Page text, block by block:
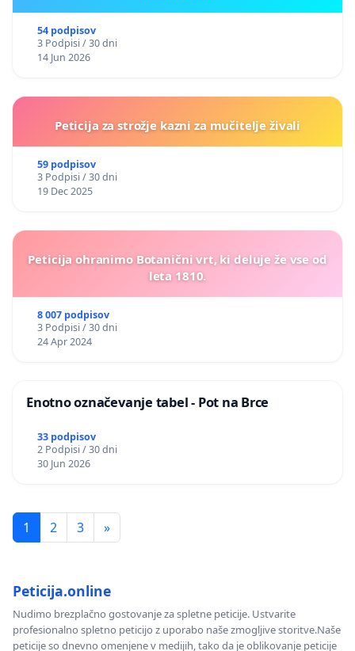
54 podpisov
3 Podpisi / 30 dni
14 Jun 2026
Peticija za strožje kazni za mučitelje živali
59 podpisov
3 Podpisi / 30 dni
19 Dec 2025
Peticija ohranimo Botanični vrt, ki deluje že vse od
leta 1810.
8 007 podpisov
3 Podpisi / 30 dni
24 Apr 2024
Enotno označevanje tabel - Pot na Brce
33 podpisov
2 Podpisi / 30 dni
30 Jun 2026
1 2 3 »
Peticija.online
Nudimo brezplačno gostovanje za spletne peticije. Ustvarite
profesionalno spletno peticijo z uporabo naše zmogljive storitve.Naše
peticije so dnevno omenjene v medijih, tako da je oblikovanje peticije